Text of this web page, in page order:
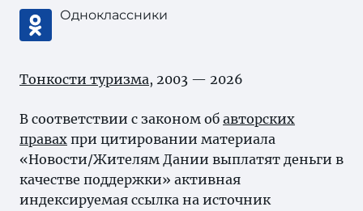
Одноклассники
Тонкости туризма, 2003 — 2026
В соответствии с законом об авторских
правах при цитировании материала
«Новости/Жителям Дании выплатят деньги в
качестве поддержки» активная
индексируемая ссылка на источник